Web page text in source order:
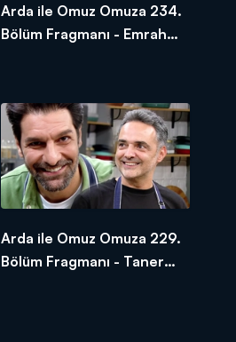
Arda ile Omuz Omuza 234.
Bölüm Fragmanı - Emrah
Arda ile Omuz Omuza 229.
Bölüm Fragmanı - Taner